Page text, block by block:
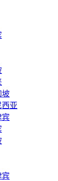
坡
西亚
宾
宾